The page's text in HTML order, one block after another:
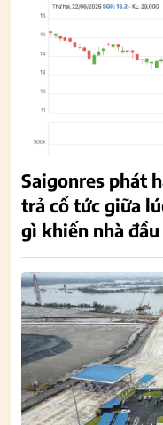
Saigonres phát
trả cổ tức giữa
gì khiến nhà